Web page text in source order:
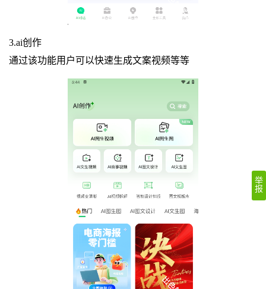
3.ai创作
通过该功能用户可以快速生成文案视频等等
举
报